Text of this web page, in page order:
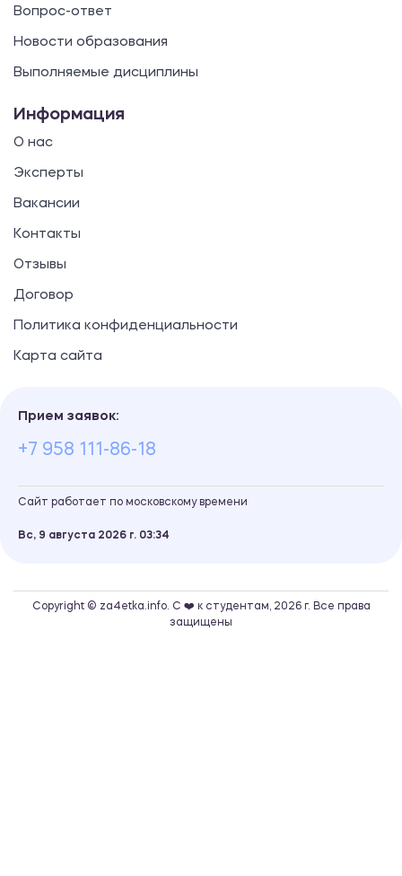
Вопрос-ответ
Новости образования
Выполняемые дисциплины
Информация
О нас
Эксперты
Вакансии
Контакты
Отзывы
Договор
Политика конфиденциальности
Карта сайта
Прием заявок:
+7 958 111-86-18
Сайт работает по московскому времени
Вс, 9 августа 2026 г. 03 34
Copyright © za4etka.info. С ❤️ к студентам, 2026 г. Все права
защищены